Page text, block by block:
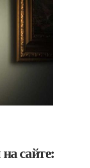
сайте: